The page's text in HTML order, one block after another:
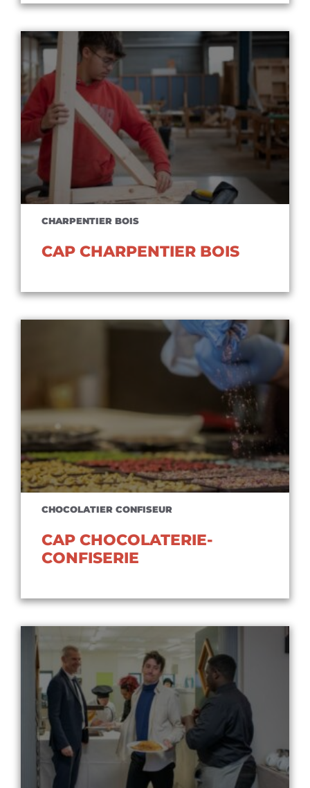
CHARPENTIER BOIS
CAP CHARPENTIER BOIS
Voir le diplôme
CHOCOLATIER CONFISEUR
CAP CHOCOLATERIE-
CONFISERIE
Voir le diplôme